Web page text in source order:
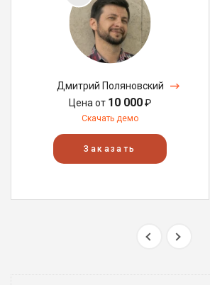
Дмитрий Поляновский
Цена от 10 000₽
Скачать демо
Заказать